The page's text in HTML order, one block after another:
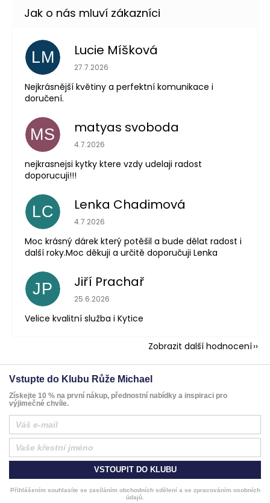
LM Lucie Míšková
Hodnocení obchodu je 5 z 5 hvězdiček.
27.7.2026
Nejkrásnější květiny a perfektní komunikace i
doručení.
MS matyas svoboda
Hodnocení obchodu je 5 z 5 hvězdiček.
4.7.2026
nejkrasnejsi kytky ktere vzdy udelaji radost
doporucuji!!!
LC Lenka Chadimová
Hodnocení obchodu je 5 z 5 hvězdiček.
4.7.2026
Moc krásný dárek který potěšil a bude dělat radost i
další roky.Moc děkuji a určitě doporučuji Lenka
JP Jiří Prachař
Hodnocení obchodu je 5 z 5 hvězdiček.
25.6.2026
Velice kvalitní služba i Kytice
Zobrazit další hodnocení
Vstupte do Klubu Růže Michael
Získejte 10 % na první nákup, přednostní nabídky a inspiraci pro
výjimečné chvíle.
VSTOUPIT DO KLUBU
Přihlášením souhlasíte se zasíláním obchodních sdělení a se zpracováním osobních
údajů.